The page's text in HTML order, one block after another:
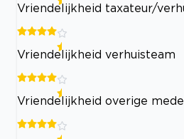
Vriendelijkheid taxateur/
Vriendelijkheid verhuisteam
Vriendelijkheid overige